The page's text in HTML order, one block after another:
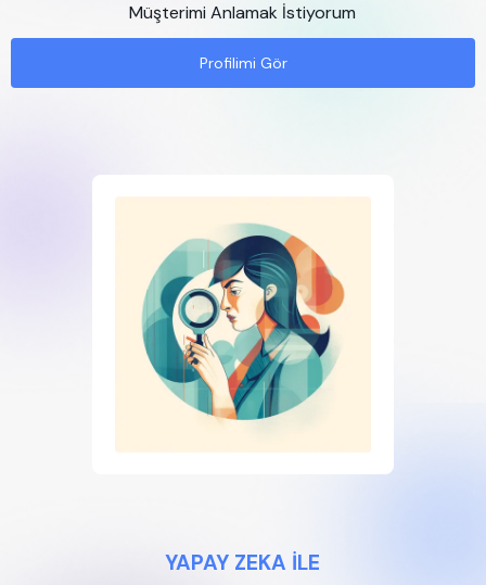
Müşterimi Anlamak İstiyorum
Profilimi Gör
YAPAY ZEKA İLE